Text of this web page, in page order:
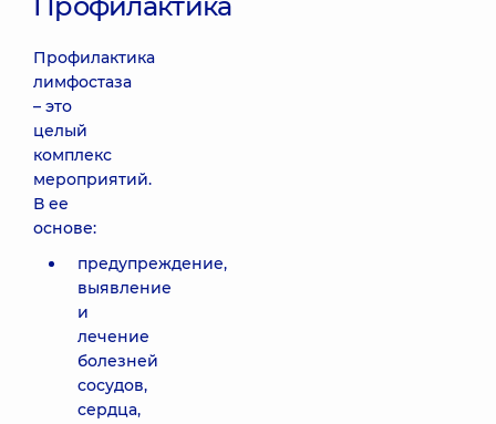
Профилактика
лимфостаза
– это
целый
комплекс
мероприятий.
В ее
основе:
предупреждение,
выявление
и
лечение
болезней
сосудов,
сердца,